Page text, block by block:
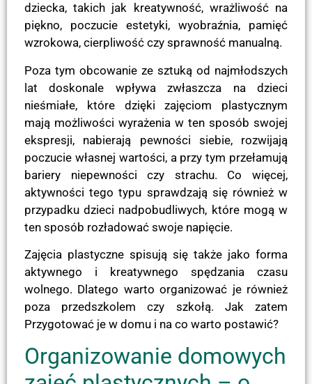
dziecka, takich jak kreatywność, wrażliwość na
piękno, poczucie estetyki, wyobraźnia, pamięć
wzrokowa, cierpliwość czy sprawność manualną.
Poza tym obcowanie ze sztuką od najmłodszych
lat doskonale wpływa zwłaszcza na dzieci
nieśmiałe, które dzięki zajęciom plastycznym
mają możliwości wyrażenia w ten sposób swojej
ekspresji, nabierają pewności siebie, rozwijają
poczucie własnej wartości, a przy tym przełamują
bariery niepewności czy strachu. Co więcej,
aktywności tego typu sprawdzają się również w
przypadku dzieci nadpobudliwych, które mogą w
ten sposób rozładować swoje napięcie.
Zajęcia plastyczne spisują się także jako forma
aktywnego i kreatywnego spędzania czasu
wolnego. Dlatego warto organizować je również
poza przedszkolem czy szkołą. Jak zatem
Przygotować je w domu i na co warto postawić?
Organizowanie domowych